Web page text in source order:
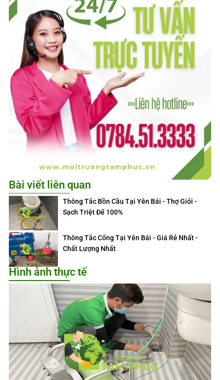
Bài viết liên quan
Thông Tắc Bồn Cầu Tại Yên Bái - Thợ Giỏi -
Sạch Triệt Để 100%
Thông Tắc Cống Tại Yên Bái - Giá Rẻ Nhất -
Chất Lượng Nhất
Hình ảnh thực tế